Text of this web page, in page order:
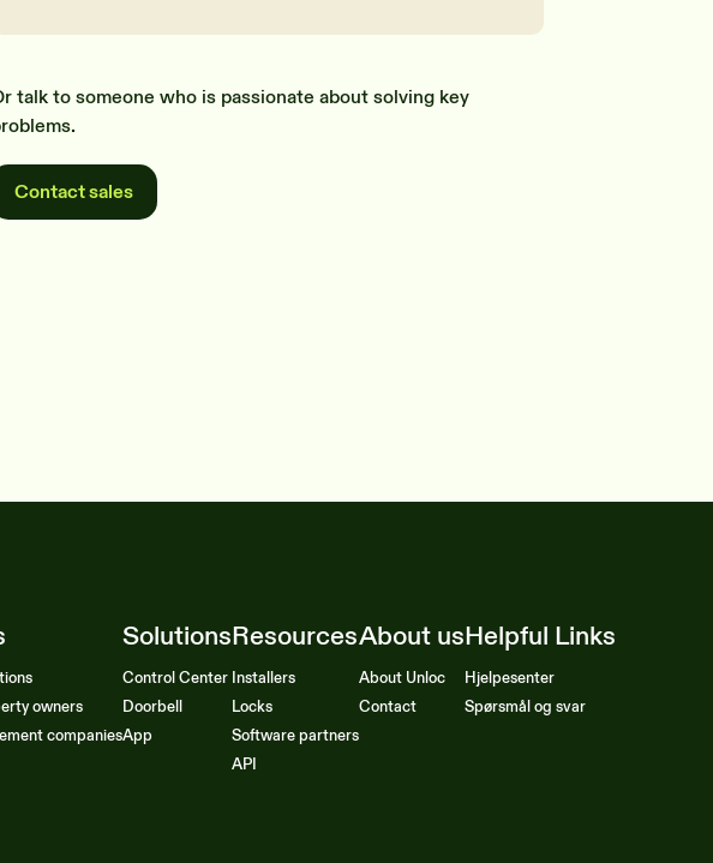
talk to someone who is passionate about solving key
Contact sales
owners
companies
Solutions
Control Center
Doorbell
App
Resources
Installers
Locks
Software partners
API
About us
About Unloc
Contact
Helpful Links
Hjelpesenter
Spørsmål og svar